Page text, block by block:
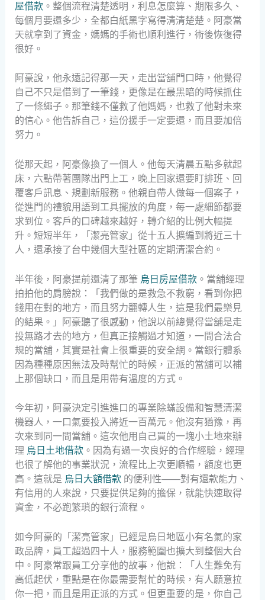
屋借款。整個流程清楚透明，利息怎麼算、期限多久、
每個月要還多少，全都白紙黑字寫得清清楚楚。阿豪當
天就拿到了資金，媽媽的手術也順利進行，術後恢復得
很好。
阿豪說，他永遠記得那一天，走出當舖門口時，他覺得
自己不只是借到了一筆錢，更像是在最黑暗的時候抓住
了一條繩子。那筆錢不僅救了他媽媽，也救了他對未來
的信心。他告訴自己，這份援手一定要還，而且要加倍
努力。
從那天起，阿豪像換了一個人。他每天清晨五點多就起
床，六點帶著團隊出門上工，晚上回家還要盯排班、回
覆客戶訊息、規劃新服務。他親自帶人做每一個案子，
從進門的禮貌用語到工具擺放的角度，每一處細節都要
求到位。客戶的口碑越來越好，轉介紹的比例大幅提
升。短短半年，「潔亮管家」從十五人擴編到將近三十
人，還承接了台中幾個大型社區的定期清潔合約。
半年後，阿豪提前還清了那筆 烏日房屋借款。當舖經理
拍拍他的肩膀說：「我們做的是救急不救窮，看到你把
錢用在對的地方，而且努力翻轉人生，這是我們最樂見
的結果。」阿豪聽了很感動，他說以前總覺得當舖是走
投無路才去的地方，但真正接觸過才知道，一間合法合
規的當舖，其實是社會上很重要的安全網。當銀行體系
因為種種原因無法及時幫忙的時候，正派的當舖可以補
上那個缺口，而且是用帶有溫度的方式。
今年初，阿豪決定引進進口的專業除蟎設備和智慧清潔
機器人，一口氣要投入將近一百萬元。他沒有猶豫，再
次來到同一間當舖。這次他用自己買的一塊小土地來辦
理 烏日土地借款。因為有過一次良好的合作經驗，經理
也很了解他的事業狀況，流程比上次更順暢，額度也更
高。這就是 烏日大額借款的便利性——對有還款能力、
有信用的人來說，只要提供足夠的擔保，就能快速取得
資金，不必跑繁瑣的銀行流程。
如今阿豪的「潔亮管家」已經是烏日地區小有名氣的家
政品牌，員工超過四十人，服務範圍也擴大到整個大台
中。阿豪常跟員工分享他的故事，他說：「人生難免有
高低起伏，重點是在你最需要幫忙的時候，有人願意拉
你一把，而且是用正派的方式。但更重要的是，你自己